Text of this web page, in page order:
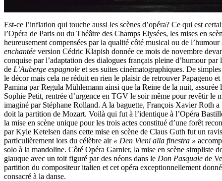
Est-ce l’inflation qui touche aussi les scènes d’opéra? Ce qui est
l’Opéra de Paris ou du Théâtre des Champs Elysées, les mises en
heureusement compensées par la qualité côté musical ou de
enchantée version Cédric Klapish donnée ce mois de novembre
conquise par l’adaptation des dialogues français pleine d’humour par
de L’Auberge espagnole et ses suites cinématographiques. De
le décor mais cela ne réduit en rien le plaisir de retrouver Papageno
Pamina par Regula Mühlemann ainsi que la Reine de la nuit, assurée
Sophie Petit, rentrée d’urgence en TGV le soir même pour revêtir le
imaginé par Stéphane Rolland. A la baguette, François Xavier Roth
doit la partition de Mozart. Voilà qui fut à l’identique à l’Opéra
la mise en scène unique pour les trois actes constitué d’une forêt
par Kyle Ketelsen dans cette mise en scène de Claus Guth fut un
particulièrement lors du célèbre air « Den Vieni alla finestra »
solo à la mandoline. Côté Opéra Garnier, la mise en scène simpliste
glauque avec un toit figuré par des néons dans le Don Pasquale de
partition du compositeur italien et cet opéra exceptionnellement
consacré à la danse.